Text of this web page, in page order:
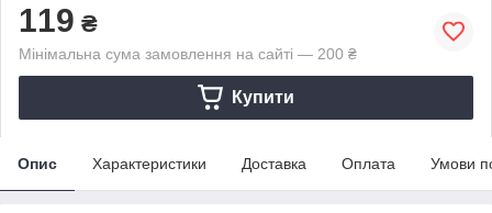
119 ₴
Мінімальна сума замовлення на сайті — 200 ₴
Купити
Опис Характеристики Доставка Оплата Умови